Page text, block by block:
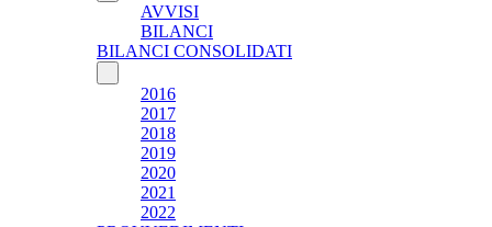
AVVISI
BILANCI
BILANCI CONSOLIDATI
2016
2017
2018
2019
2020
2021
2022